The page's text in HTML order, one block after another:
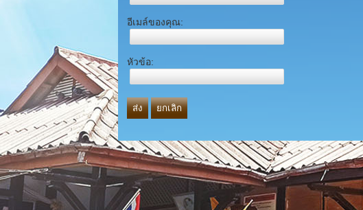
อีเมล์ของคุณ:
หัวข้อ:
ส่ง ยกเลิก